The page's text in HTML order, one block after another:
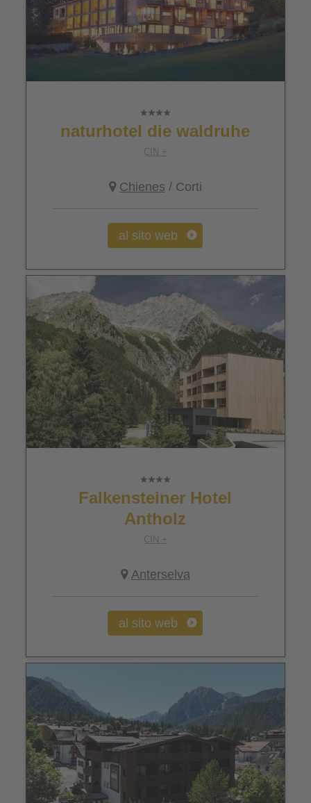
naturhotel die waldruhe
CIN +
Chienes / Corti
al sito web
Falkensteiner Hotel
Antholz
CIN +
Anterselva
al sito web